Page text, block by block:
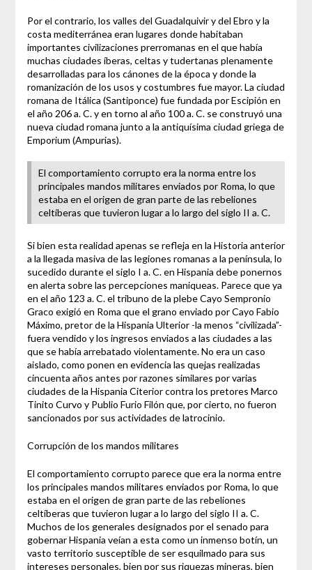
Por el contrario, los valles del Guadalquivir y del Ebro y la
costa mediterránea eran lugares donde habitaban
importantes civilizaciones prerromanas en el que había
muchas ciudades íberas, celtas y tudertanas plenamente
desarrolladas para los cánones de la época y donde la
romanización de los usos y costumbres fue mayor. La ciudad
romana de Itálica (Santiponce) fue fundada por Escipión en
el año 206 a. C. y en torno al año 100 a. C. se construyó una
nueva ciudad romana junto a la antiquísima ciudad griega de
Emporium (Ampurias).
El comportamiento corrupto era la norma entre los
principales mandos militares enviados por Roma, lo que
estaba en el origen de gran parte de las rebeliones
celtíberas que tuvieron lugar a lo largo del siglo II a. C.
Si bien esta realidad apenas se refleja en la Historia anterior
a la llegada masiva de las legiones romanas a la península, lo
sucedido durante el siglo I a. C. en Hispania debe ponernos
en alerta sobre las percepciones maniqueas. Parece que ya
en el año 123 a. C. el tribuno de la plebe Cayo Sempronio
Graco exigió en Roma que el grano enviado por Cayo Fabio
Máximo, pretor de la Hispania Ulterior -la menos “civilizada”-
fuera vendido y los ingresos enviados a las ciudades a las
que se había arrebatado violentamente. No era un caso
aislado, como ponen en evidencia las quejas realizadas
cincuenta años antes por razones similares por varias
ciudades de la Hispania Citerior contra los pretores Marco
Tinito Curvo y Publio Furio Filón que, por cierto, no fueron
sancionados por sus actividades de latrocinio.
Corrupción de los mandos militares
El comportamiento corrupto parece que era la norma entre
los principales mandos militares enviados por Roma, lo que
estaba en el origen de gran parte de las rebeliones
celtíberas que tuvieron lugar a lo largo del siglo II a. C.
Muchos de los generales designados por el senado para
gobernar Hispania veían a esta como un inmenso botín, un
vasto territorio susceptible de ser esquilmado para sus
intereses personales, bien por sus riquezas mineras, bien